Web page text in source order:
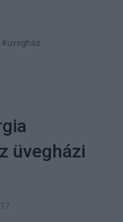
#üvegház
üvegházi